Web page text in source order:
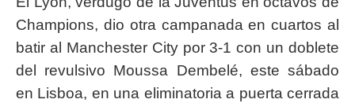
Champions, dio otra campanada en cuartos al
batir al Manchester City por 3-1 con un doblete
del revulsivo Moussa Dembelé, este sábado
en Lisboa, en una eliminatoria a puerta cerrada